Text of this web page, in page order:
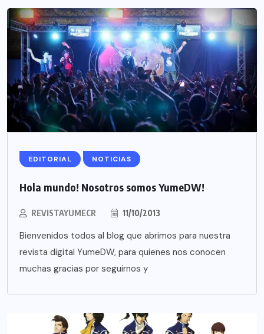
EDITORIAL NOTICIAS
Hola mundo! Nosotros somos YumeDW!
REVISTAYUMECR 11/10/2013
Bienvenidos todos al blog que abrimos para nuestra
revista digital YumeDW, para quienes nos conocen
muchas gracias por seguirnos y